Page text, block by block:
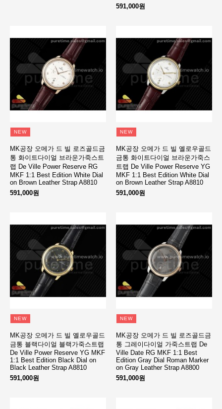
591,000원
NEW
MK공장 오메가 드 빌 로즈골드금
통 화이트다이얼 브라운가죽스트
랩 De Ville Power Reserve RG
MKF 1:1 Best Edition White Dial
on Brown Leather Strap A8810
591,000원
NEW
MK공장 오메가 드 빌 옐로우골드
금통 화이트다이얼 브라운가죽스
트랩 De Ville Power Reserve YG
MKF 1:1 Best Edition White Dial
on Brown Leather Strap A8810
591,000원
NEW
MK공장 오메가 드 빌 옐로우골드
금통 블랙다이얼 블랙가죽스트랩
De Ville Power Reserve YG MKF
1:1 Best Edition Black Dial on
Black Leather Strap A8810
591,000원
NEW
MK공장 오메가 드 빌 로즈골드금
통 그레이다이얼 가죽스트랩 De
Ville Date RG MKF 1:1 Best
Edition Gray Dial Roman Marker
on Gray Leather Strap A8800
591,000원